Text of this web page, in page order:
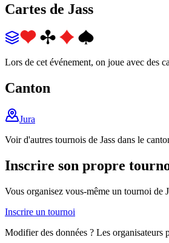
Cartes de Jass
Lors de cet événement, on joue avec des
Canton
Jura
Voir d'autres tournois de Jass dans le
Inscrire son propre
Vous organisez vous-même un tournoi de
Inscrire un tournoi
Modifier des données ? Les organisateurs